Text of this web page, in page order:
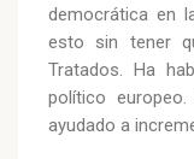
democrática en
esto sin tener
Tratados. Ha
político
ayudado a